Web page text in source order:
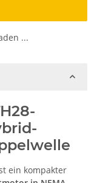
...
ein kompakter